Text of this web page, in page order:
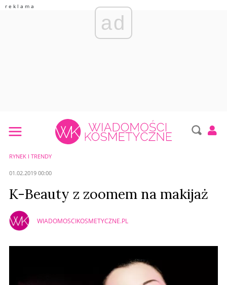
ad
RYNEK I TRENDY
01.02.2019 00:00
K-Beauty z zoomem na makijaż
WIADOMOSCIKOSMETYCZNE.PL